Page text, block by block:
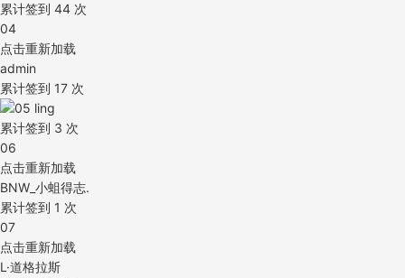
累计签到 44 次
04
点击重新加载
admin
累计签到 17 次
05 ling
累计签到 3 次
06
点击重新加载
BNW_小蛆得志.
累计签到 1 次
07
点击重新加载
L·道格拉斯